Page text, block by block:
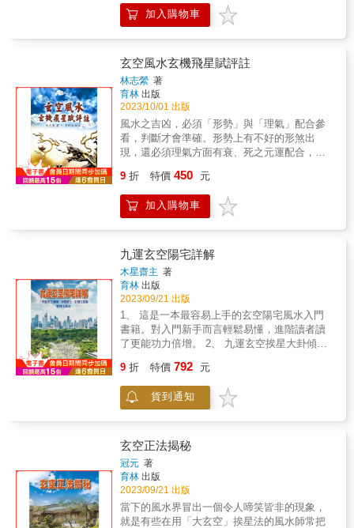
布局 三‧居家擺設、植栽、家具、家電怎麼選、
怎麼擺就能心想事成 四‧完整的風水寶物、開運
方法究竟有哪些 五‧招喚好桃花，良緣或事業好
水，財源滾滾進 七‧全書不需大動土木，簡易操
作及可成就好運風水 八‧收錄風水名詞大全，面
對風水不再懵懂無知 九‧數百張現場現場風水堪
輿，一看就知道大師的明白 十‧詳解帝王之學，
超過三十種各種開運密法，讓你有求必應 &
加入購物車
玄空風水玄機飛星賦評註
林志縈 著
育林 出版
2023/10/01 出版
風水之吉凶，必須「形勢」與「理氣」配合參
看，判斷才會準確。形勢上有不好的形煞出
現，還必須理氣方面有衰、死之元運配合，互
風水理論有興趣並且剛開始接觸的朋友，大多
會從認識外在的形煞入手，比較簡單易懂，這
類的書籍和媒體資訊也比較多，不過就有可能
氣」這個領域有個接引入門的工具，本書以目
前應用較廣、準驗度較高的玄空風水學理論依
據，用淺顯易懂的文辭將古書中艱澀隱晦的各
項法則一一分析解釋，條理分明，並輔以圖表
幫助理解。
9 折 特價 450 元
加入購物車
九運玄空陽宅詳解
木星齋主 著
育林 出版
2023/09/21 出版
1、 這是一本最容易上手的玄空陽宅風水入門
書籍。對入門新手而言輕鬆易懂，進階讀者讀
了更能功力倍增。 2、 九運玄空挨星大卦傾囊
YouTube搜尋【玄空大卦cheng jenifer】相關影
片解說，更能讓您心領神會。 4、 玄空四賦典
籍彙整，白話文深入淺說，案例說明內容全
快就能搞懂坐向與星盤圖。 6、 無論初學或進
階者都可以從本書找到最需要的部分。 &
9 折 特價 792 元
貨到通知
玄空正法揭秘
冠元 著
育林 出版
2023/09/21 出版
當下的風水界冒出一個令人啼笑皆非的現象，
就是有些在用「大玄空」挨星法的風水師常把